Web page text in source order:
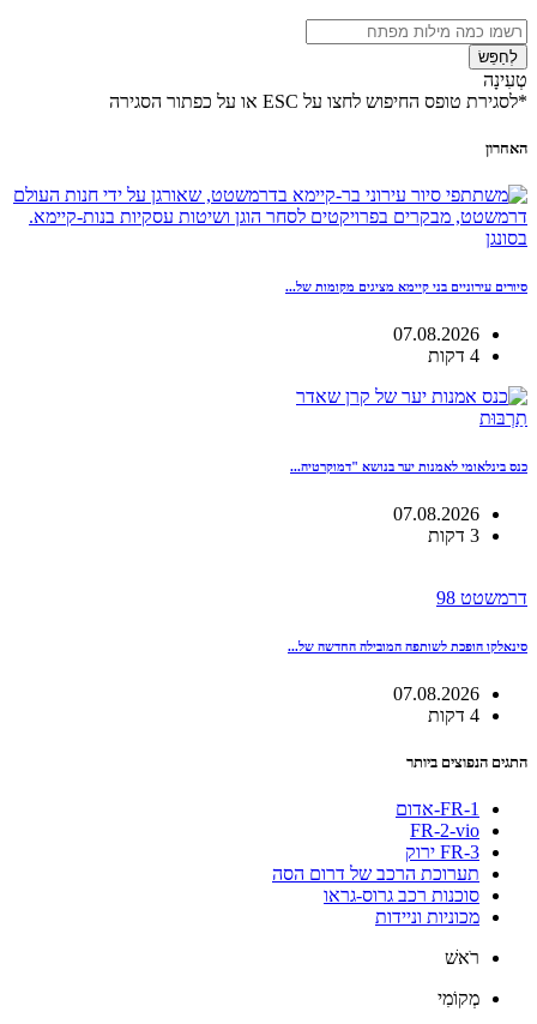
לְחַפֵּשׂ
טְעִינָה
*לסגירת טופס החיפוש לחצו על ESC או על כפתור הסגירה
האחרון
בסונגן
סיורים עירוניים בני קיימא מציגים מקומות של...
07.08.2026
4 דקות
תַרְבּוּת
כנס בינלאומי לאמנות יער בנושא "דמוקרטיה...
07.08.2026
3 דקות
דרמשטט 98
סינאלקו הופכת לשותפה המובילה החדשה של...
07.08.2026
4 דקות
התגים הנפוצים ביותר
FR-1-אדום
FR-2-vio
FR-3 ירוק
תערוכת הרכב של דרום הסה
סוכנות רכב גרוס-גראו
מכוניות וניידות
רֹאשׁ
מְקוֹמִי